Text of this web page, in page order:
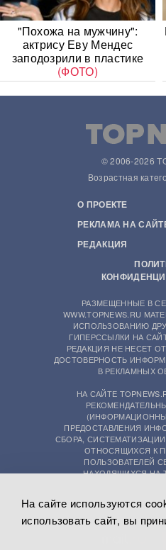
"Похожа на мужчину":
актрису Еву Мендес
заподозрили в пластике
(ФОТО)
© 2006-2026
Возрастная
О ПРОЕКТЕ
РЕКЛАМА НА
РЕДАКЦИЯ
РАЗМЕЩЕННЫЕ В
WWW.TOPNEWS.RU
ИСПОЛЬЗОВАНИЮ
ГИПЕРССЫЛКИ НА САЙТ
РЕДАКЦИЯ НЕ НЕСЕТ
ДОСТОВЕРНОСТЬ
В РЕКЛАМНЫХ
НА САЙТЕ
ПРЕДОСТАВЛЕНИЯ
СБОРА,
ОТНОСЯЩИХСЯ К
ПОЛЬЗОВАТЕЛЕЙ
НАХОДЯЩИХСЯ НА
На сайте используются
использовать сайт, вы